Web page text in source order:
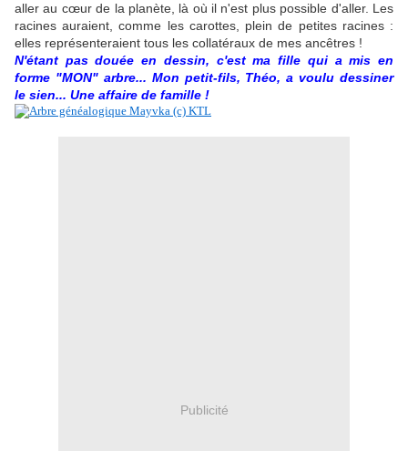
aller au cœur de la planète, là où il n'est plus possible d'aller. Les
racines auraient, comme les carottes, plein de petites racines :
elles représenteraient tous les collatéraux de mes ancêtres !
N'étant pas douée en dessin, c'est ma fille qui a mis en
forme "MON" arbre... Mon petit-fils, Théo, a voulu dessiner
le sien... Une affaire de famille !
Publicité